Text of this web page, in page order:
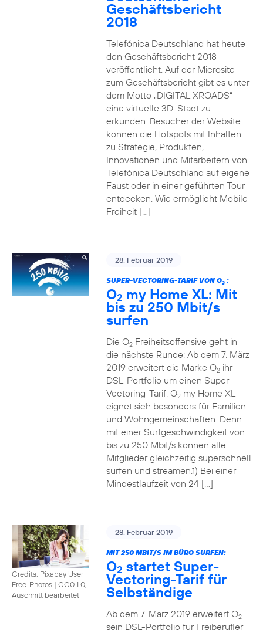
Geschäftsbericht
2018
Telefónica Deutschland hat heute
den Geschäftsbericht 2018
veröffentlicht. Auf der Microsite
zum Geschäftsbericht gibt es unter
dem Motto „DIGITAL XROADS“
eine virtuelle 3D-Stadt zu
erkunden. Besucher der Website
können die Hotspots mit Inhalten
zu Strategie, Produkten,
Innovationen und Mitarbeitern von
Telefónica Deutschland auf eigene
Faust oder in einer geführten Tour
entdecken. Wie ermöglicht Mobile
Freiheit […]
28. Februar 2019
SUPER-VECTORING-TARIF VON O2:
O2 my Home XL: Mit
bis zu 250 Mbit/s
surfen
Die O2Freiheitsoffensive geht in
die nächste Runde: Ab dem 7. März
2019 erweitert die Marke O2ihr
DSL-Portfolio um einen Super-
Vectoring-Tarif. O2my Home XL
eignet sich besonders für Familien
und Wohngemeinschaften. Denn
mit einer Surfgeschwindigkeit von
bis zu 250 Mbit/s können alle
Mitglieder gleichzeitig superschnell
surfen und streamen.1) Bei einer
Mindestlaufzeit von 24 […]
Credits: Pixabay User
Free-Photos | CC0 1.0,
Auschnitt bearbeitet
28. Februar 2019
MIT 250 MBIT/S IM BÜRO SURFEN:
O2 startet Super-
Vectoring-Tarif für
Selbständige
Ab dem 7. März 2019 erweitert O2
sein DSL-Portfolio für Freiberufler